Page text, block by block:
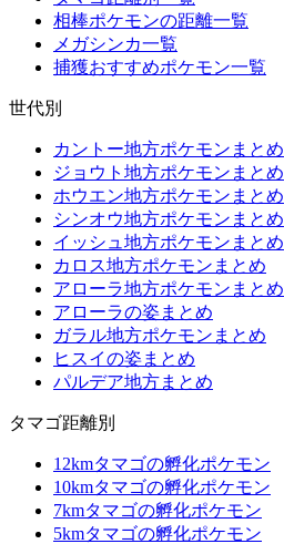
相棒ポケモンの距離一覧
メガシンカ一覧
捕獲おすすめポケモン一覧
世代別
カントー地方ポケモンまとめ
ジョウト地方ポケモンまとめ
ホウエン地方ポケモンまとめ
シンオウ地方ポケモンまとめ
イッシュ地方ポケモンまとめ
カロス地方ポケモンまとめ
アローラ地方ポケモンまとめ
アローラの姿まとめ
ガラル地方ポケモンまとめ
ヒスイの姿まとめ
パルデア地方まとめ
タマゴ距離別
12kmタマゴの孵化ポケモン
10kmタマゴの孵化ポケモン
7kmタマゴの孵化ポケモン
5kmタマゴの孵化ポケモン